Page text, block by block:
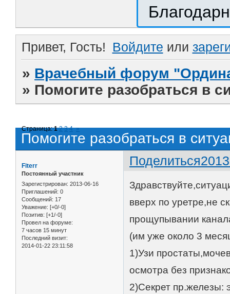
Привет, Гость! Войдите или
» Врачебный форум
» Помогите разобраться в
Помогите разобраться в
Страница:1 2 3 4 »
Поделиться
Fiterr
Постоянный участник
Зарегистрирован: 2013-06-16
Приглашений: 0
Сообщений: 17
Уважение: [+0/-0]
Позитив: [+1/-0]
Провел на форуме:
7 часов 15 минут
Последний визит:
2014-01-22 23:11:58
вверх по уретре,не
прощупывании
(им уже около 3
1)Узи
осмотра без
2)Секрет пр.железы: